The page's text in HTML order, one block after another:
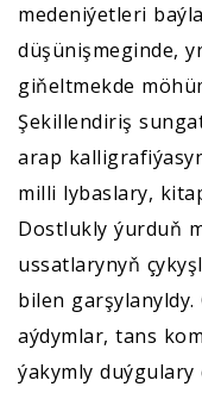
medeniýetleri
düşünişmeginde,
giňeltmekde
Şekillendiriş
arap
milli lybaslary,
Dostlukly ýurduň
ussatlarynyň
bilen
aýdymlar, tans
ýakymly